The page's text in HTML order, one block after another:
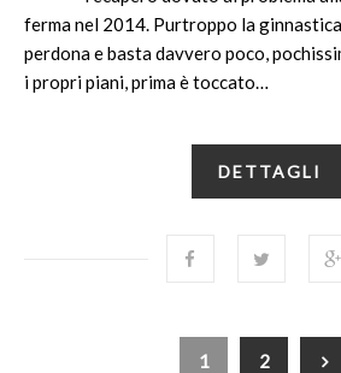
ferma nel 2014. Purtroppo la
perdona e basta davvero poco,
i propri piani, prima è toccato…
DETTAGLI
1 2